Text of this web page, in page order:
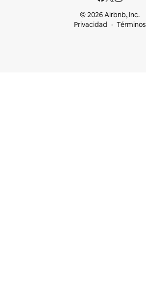
© 2026 Airbnb, Inc.
Privacidad
Términos